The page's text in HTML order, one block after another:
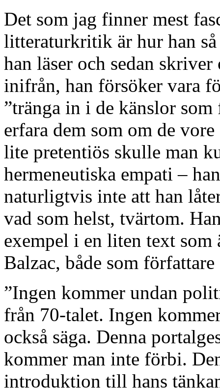
Det som jag finner mest
litteraturkritik är hur han
han läser och sedan
inifrån, han försöker vara
”tränga in i de känslor
erfara dem som om de
lite pretentiös skulle man
hermeneutiska empati –
naturligtvis inte att han
vad som helst, tvärtom.
exempel i en liten text
Balzac, både som
”Ingen kommer undan
från 70-talet. Ingen
också säga. Denna
kommer man inte förbi.
introduktion till hans